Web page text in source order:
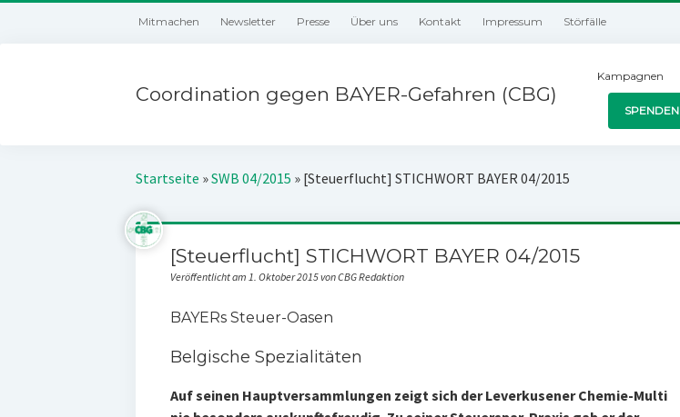
Mitmachen Newsletter Presse Über uns Kontakt Impressum Störfälle
Coordination gegen BAYER-Gefahren (CBG)
Kampagnen
SPENDEN
Startseite »SWB 04/2015 » [Steuerflucht] STICHWORT BAYER 04/2015
[Steuerflucht] STICHWORT BAYER 04/2015
Veröffentlicht am 1. Oktober 2015 von CBG Redaktion
BAYERs Steuer-Oasen
Belgische Spezialitäten
Auf seinen Hauptversammlungen zeigt sich der Leverkusener Chemie-Multi